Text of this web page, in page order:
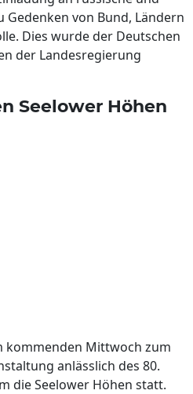
von Bund, Ländern
Dies wurde der Deutschen
der Landesregierung
Seelower Höhen
kommenden Mittwoch zum
anlässlich des 80.
die Seelower Höhen statt.